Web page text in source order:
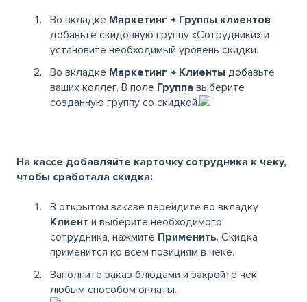
Во вкладке Маркетинг → Группы клиентов
добавьте скидочную группу «Сотрудники» и
установите необходимый уровень скидки.
Во вкладке Маркетинг → Клиенты добавьте
ваших коллег. В поле Группа выберите
созданную группу со скидкой.
На кассе добавляйте карточку сотрудника к чеку,
чтобы сработала скидка:
В открытом заказе перейдите во вкладку
Клиент и выберите необходимого
сотрудника, нажмите Применить. Скидка
применится ко всем позициям в чеке.
Заполните заказ блюдами и закройте чек
любым способом оплаты.